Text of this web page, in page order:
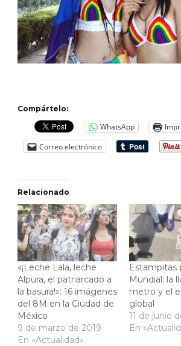
Compártelo:
WhatsApp
Correo electrónico
Relacionado
«¡Leche Lala, leche
Alpura, el patriarcado a
la basura!»: 16 imágenes
del 8M en la Ciudad de
México
9 de marzo de 2019
En «Actualidad»
Estampitas
Mundial: la
metro y el
global
11 de junio
En